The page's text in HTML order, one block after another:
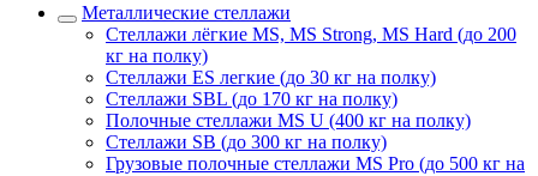
Металлические стеллажи
Стеллажи лёгкие MS, MS Strong, MS Hard (до 200
кг на полку)
Стеллажи ES легкие (до 30 кг на полку)
Стеллажи SBL (до 170 кг на полку)
Полочные стеллажи MS U (400 кг на полку)
Стеллажи SB (до 300 кг на полку)
Грузовые полочные стеллажи MS Pro (до 500 кг на